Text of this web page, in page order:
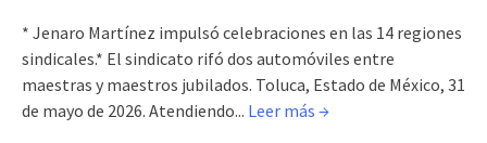
* Jenaro Martínez impulsó celebraciones en las 14 regiones
sindicales.* El sindicato rifó dos automóviles entre
maestras y maestros jubilados. Toluca, Estado de México, 31
de mayo de 2026. Atendiendo... Leer más →